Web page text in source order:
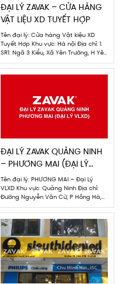
ĐẠI LÝ ZAVAK – CỬA HÀNG
VẬT LIỆU XD TUYẾT HỢP
Tên đại lý: Cửa hàng Vật kiệu XD
Tuyết Hợp Khu vực: Hà nội Địa chỉ: 1.
SR1: Ngã 3 Kiểu, Xã Yên Trường, H Yên
Định, Thanh Hóa. 2. SR3: Ngã 4 cây
xăng, khu 4, TT Quán Lào, H Yên Định,
ĐẠI LÝ ZAVAK QUẢNG NINH
– PHƯƠNG MAI (ĐẠI LÝ
VLXD)
Tên đại lý: PHƯƠNG MAI – Đại Lý
VLXD Khu vực: Quảng Ninh Địa chỉ:
Đường Nguyễn Văn Cừ, P Hồng Hà,
TP Hạ Long ( đối diện Điện máy xanh
cọc 5), Phường Hồng Hải, Thành phố
Hạ Long Người phụ trách: Chị
Phương Số điện thoại:0936469719